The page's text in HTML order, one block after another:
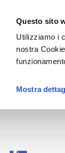
Questo sito
Utilizziamo i
nostra
Mostra